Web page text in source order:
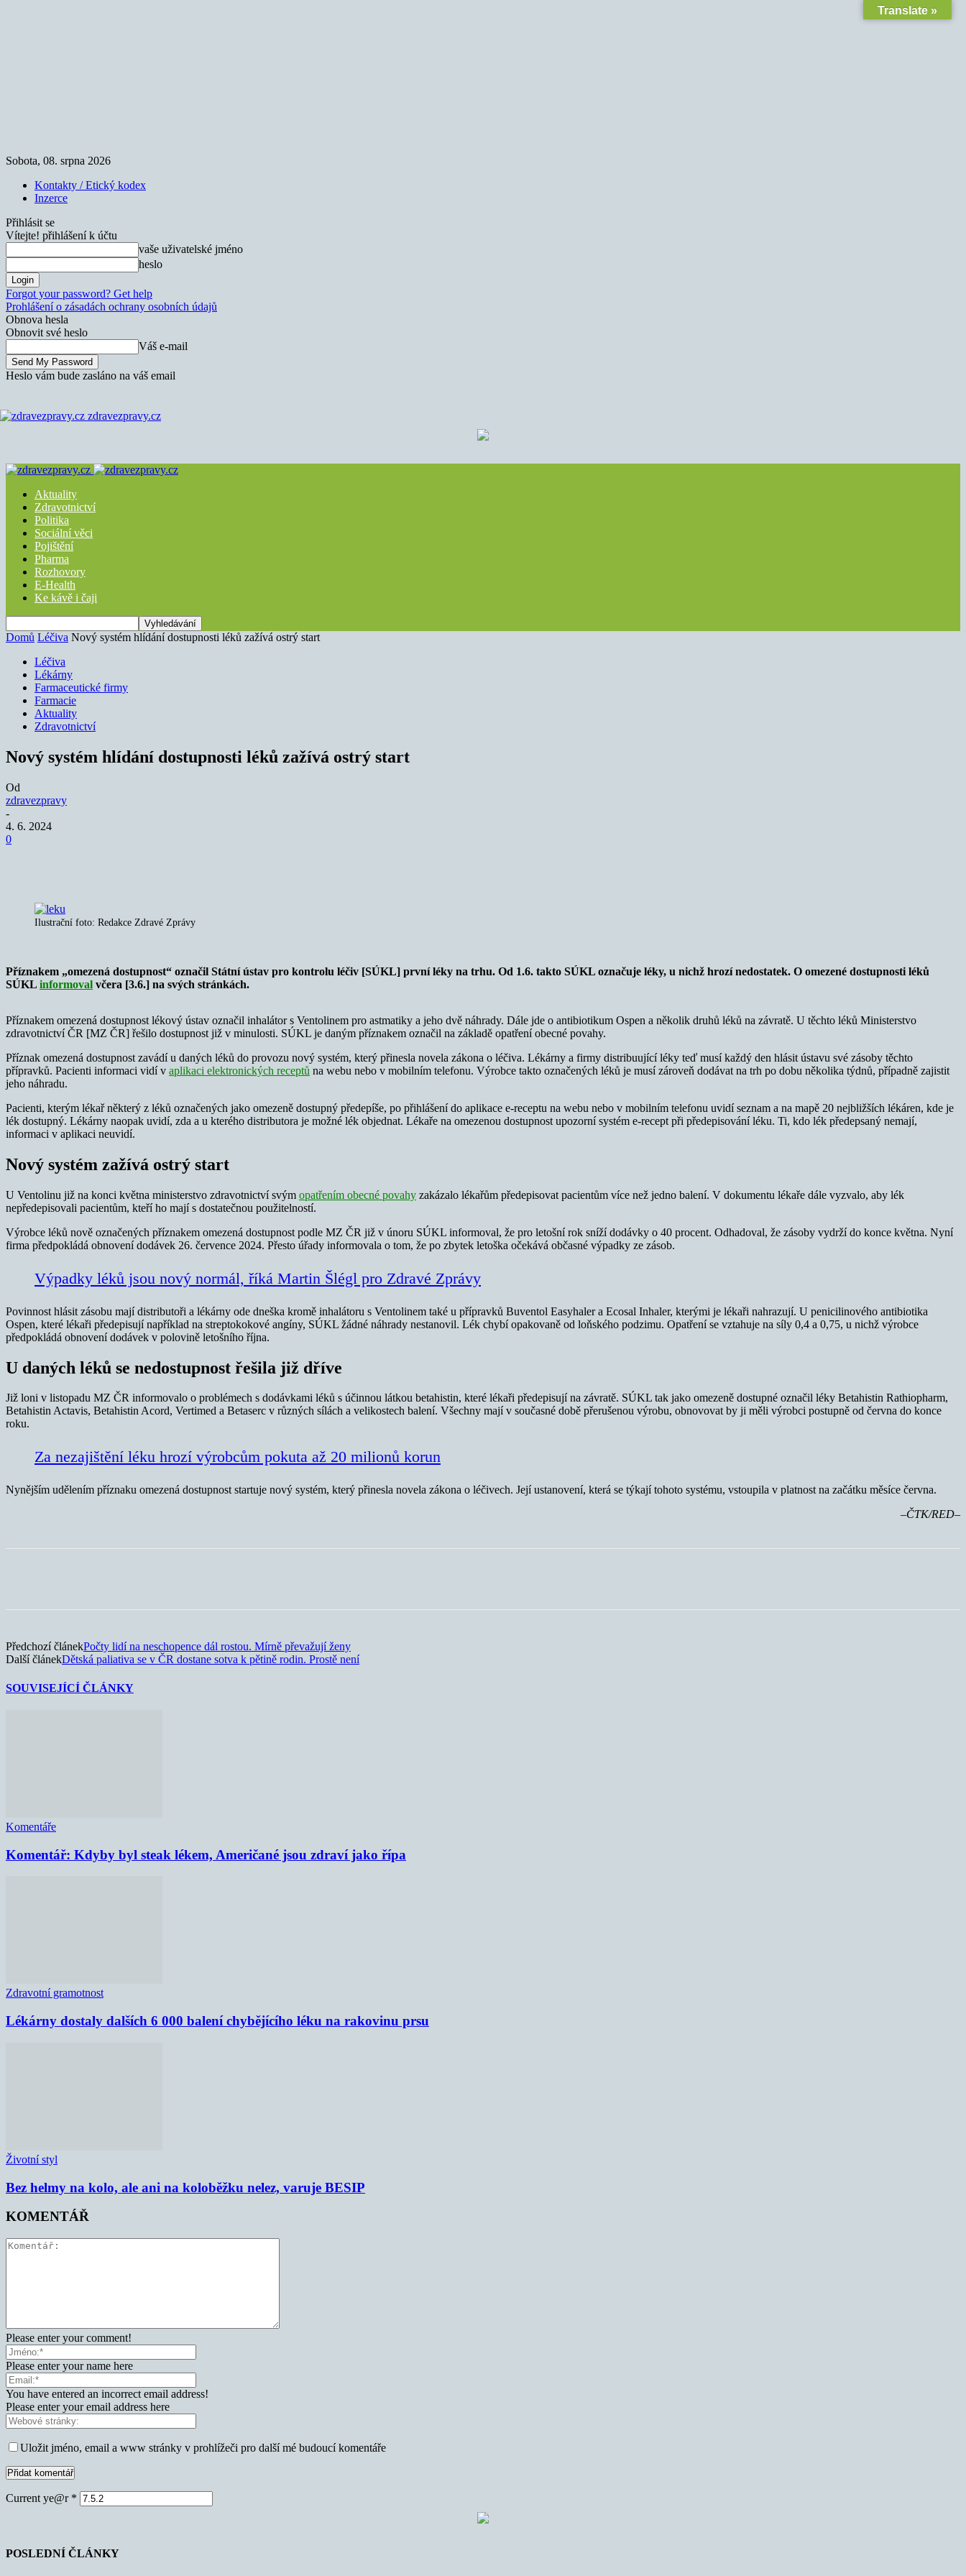
Sobota, 08. srpna 2026
Kontakty / Etický kodex
Inzerce
Přihlásit se
Vítejte! přihlášení k účtu
vaše uživatelské jméno
heslo
Forgot your password? Get help
Prohlášení o zásadách ochrany osobních údajů
Obnova hesla
Obnovit své heslo
Váš e-mail
Heslo vám bude zasláno na váš email
zdravezpravy.cz
Aktuality
Zdravotnictví
Politika
Sociální věci
Pojištění
Pharma
Rozhovory
E-Health
Ke kávě i čaji
Domů Léčiva Nový systém hlídání dostupnosti léků zažívá ostrý start
Léčiva
Lékárny
Farmaceutické firmy
Farmacie
Aktuality
Zdravotnictví
Nový systém hlídání dostupnosti léků zažívá ostrý start
Od
zdravezpravy
-
4. 6. 2024
0
Ilustrační foto: Redakce Zdravé Zprávy
Příznakem „omezená dostupnost“ označil Státní ústav pro kontrolu léčiv [SÚKL] první léky na trhu. Od 1.6. takto SÚKL označuje léky, u nichž hrozí nedostatek. O omezené dostupnosti léků
SÚKL informoval včera [3.6.] na svých stránkách.
Příznakem omezená dostupnost lékový ústav označil inhalátor s Ventolinem pro astmatiky a jeho dvě náhrady. Dále jde o antibiotikum Ospen a několik druhů léků na závratě. U těchto léků Ministerstvo
zdravotnictví ČR [MZ ČR] řešilo dostupnost již v minulosti. SÚKL je daným příznakem označil na základě opatření obecné povahy.
Příznak omezená dostupnost zavádí u daných léků do provozu nový systém, který přinesla novela zákona o léčiva. Lékárny a firmy distribuující léky teď musí každý den hlásit ústavu své zásoby těchto
přípravků. Pacienti informaci vidí v aplikaci elektronických receptů na webu nebo v mobilním telefonu. Výrobce takto označených léků je musí zároveň dodávat na trh po dobu několika týdnů, případně zajistit
jeho náhradu.
Pacienti, kterým lékař některý z léků označených jako omezeně dostupný předepíše, po přihlášení do aplikace e-receptu na webu nebo v mobilním telefonu uvidí seznam a na mapě 20 nejbližších lékáren, kde je
lék dostupný. Lékárny naopak uvidí, zda a u kterého distributora je možné lék objednat. Lékaře na omezenou dostupnost upozorní systém e-recept při předepisování léku. Ti, kdo lék předepsaný nemají,
informaci v aplikaci neuvidí.
Nový systém zažívá ostrý start
U Ventolinu již na konci května ministerstvo zdravotnictví svým opatřením obecné povahy zakázalo lékařům předepisovat pacientům více než jedno balení. V dokumentu lékaře dále vyzvalo, aby lék
nepředepisovali pacientům, kteří ho mají s dostatečnou použitelností.
Výrobce léků nově označených příznakem omezená dostupnost podle MZ ČR již v únoru SÚKL informoval, že pro letošní rok sníží dodávky o 40 procent. Odhadoval, že zásoby vydrží do konce května. Nyní
firma předpokládá obnovení dodávek 26. července 2024. Přesto úřady informovala o tom, že po zbytek letoška očekává občasné výpadky ze zásob.
Výpadky léků jsou nový normál, říká Martin Šlégl pro Zdravé Zprávy
Povinnost hlásit zásobu mají distributoři a lékárny ode dneška kromě inhalátoru s Ventolinem také u přípravků Buventol Easyhaler a Ecosal Inhaler, kterými je lékaři nahrazují. U penicilinového antibiotika
Ospen, které lékaři předepisují například na streptokokové angíny, SÚKL žádné náhrady nestanovil. Lék chybí opakovaně od loňského podzimu. Opatření se vztahuje na síly 0,4 a 0,75, u nichž výrobce
předpokládá obnovení dodávek v polovině letošního října.
U daných léků se nedostupnost řešila již dříve
Již loni v listopadu MZ ČR informovalo o problémech s dodávkami léků s účinnou látkou betahistin, které lékaři předepisují na závratě. SÚKL tak jako omezeně dostupné označil léky Betahistin Rathiopharm,
Betahistin Actavis, Betahistin Acord, Vertimed a Betaserc v různých sílách a velikostech balení. Všechny mají v současné době přerušenou výrobu, obnovovat by ji měli výrobci postupně od června do konce
roku.
Za nezajištění léku hrozí výrobcům pokuta až 20 milionů korun
Nynějším udělením příznaku omezená dostupnost startuje nový systém, který přinesla novela zákona o léčivech. Její ustanovení, která se týkají tohoto systému, vstoupila v platnost na začátku měsíce června.
–ČTK/RED–
Předchozí článekPočty lidí na neschopence dál rostou. Mírně převažují ženy
Další článekDětská paliativa se v ČR dostane sotva k pětině rodin. Prostě není
SOUVISEJÍCÍ ČLÁNKY
Komentáře
Komentář: Kdyby byl steak lékem, Američané jsou zdraví jako řípa
Zdravotní gramotnost
Lékárny dostaly dalších 6 000 balení chybějícího léku na rakovinu prsu
Životní styl
Bez helmy na kolo, ale ani na koloběžku nelez, varuje BESIP
KOMENTÁŘ
Please enter your comment!
Please enter your name here
You have entered an incorrect email address!
Please enter your email address here
Uložit jméno, email a www stránky v prohlížeči pro další mé budoucí komentáře
Current ye@r *
POSLEDNÍ ČLÁNKY
Translate »